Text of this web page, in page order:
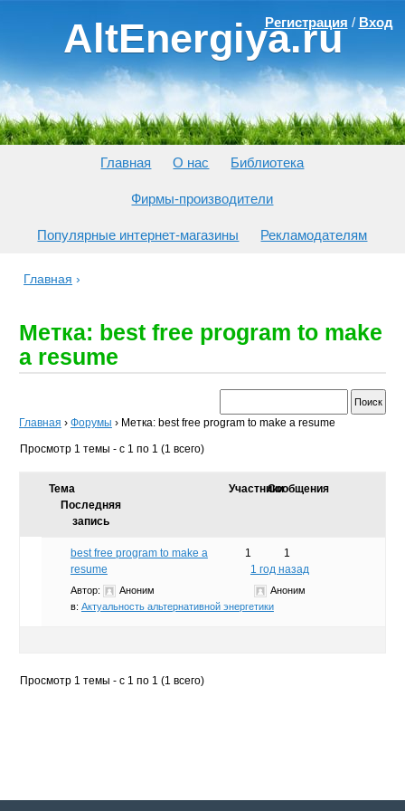
AltEnergiya.ru
Регистрация / Вход
Главная О нас Библиотека
Фирмы-производители
Популярные интернет-магазины Рекламодателям
Главная ›
Метка: best free program to make
a resume
Главная › Форумы › Метка: best free program to make a resume
Просмотр 1 темы - с 1 по 1 (1 всего)
Тема УчастникиСообщения
Последняя
запись
best free program to make a
resume
Автор:
Аноним
в: Актуальность альтернативной энергетики
1
1
1 год назад
Аноним
Просмотр 1 темы - с 1 по 1 (1 всего)